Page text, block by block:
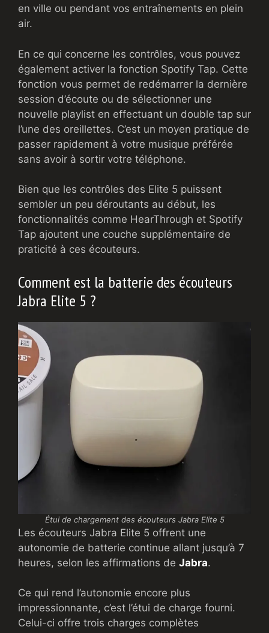
en ville ou pendant vos entraînements en plein
air.
En ce qui concerne les contrôles, vous pouvez
également activer la fonction Spotify Tap. Cette
fonction vous permet de redémarrer la dernière
session d’écoute ou de sélectionner une
nouvelle playlist en effectuant un double tap sur
l’une des oreillettes. C’est un moyen pratique de
passer rapidement à votre musique préférée
sans avoir à sortir votre téléphone.
Bien que les contrôles des Elite 5 puissent
sembler un peu déroutants au début, les
fonctionnalités comme HearThrough et Spotify
Tap ajoutent une couche supplémentaire de
praticité à ces écouteurs.
Comment est la batterie des écouteurs
Jabra Elite 5 ?
Étui de chargement des écouteurs Jabra Elite 5
Les écouteurs Jabra Elite 5 offrent une
autonomie de batterie continue allant jusqu’à 7
heures, selon les affirmations de Jabra.
Ce qui rend l’autonomie encore plus
impressionnante, c’est l’étui de charge fourni.
Celui-ci offre trois charges complètes